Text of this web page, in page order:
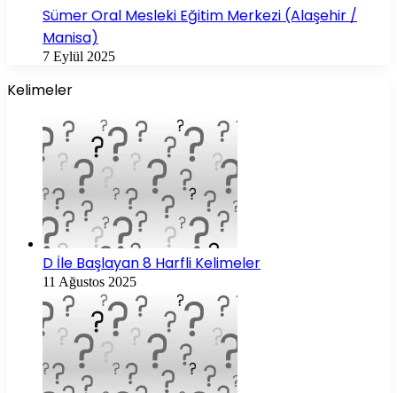
Sümer Oral Mesleki Eğitim Merkezi (Alaşehir /
Manisa)
7 Eylül 2025
Kelimeler
D İle Başlayan 8 Harfli Kelimeler
11 Ağustos 2025